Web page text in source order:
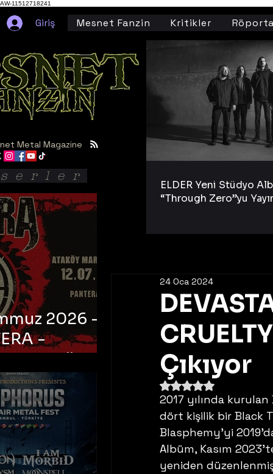
AW-11512718241
Giriş Mesnet Fanzin Kritikler
Çıkıyor
24 Oca 2024
5 üzerinden NaN yıldız
2017 yılında kurulan
dört kişilik bir Black
Blasphemy’yi
Albüm, Kasım
yeniden
Metal Magazine
ELDER Yeni Stüdyo
“Through Zero”yu
2026 -
-
Ataköy
Arena